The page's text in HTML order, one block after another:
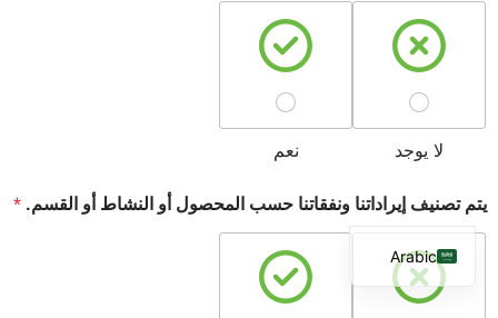
لا يوجد نعم
يتم تصنيف إيراداتنا ونفقاتنا حسب المحصول أو النشاط أو القسم. *
Arabic
English